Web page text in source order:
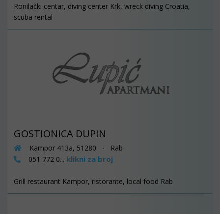
Ronilački centar, diving center Krk, wreck diving Croatia,
scuba rental
GOSTIONICA DUPIN
Kampor 413a, 51280 - Rab
051 772 0... klikni za broj
Grill restaurant Kampor, ristorante, local food Rab